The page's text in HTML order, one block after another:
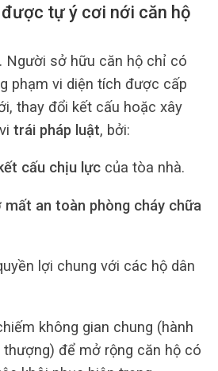
tự ý cơi nới căn hộ
. Người sở hữu căn hộ chỉ có
phạm vi diện tích được cấp
thay đổi kết cấu hoặc xây
trái pháp luật, bởi:
kết cấu chịu lựccủa tòa nhà.
mất an toàn phòng cháy chữa
lợi chung với các hộ dân
không gian chung (hành
thượng) để mở rộng căn hộ có